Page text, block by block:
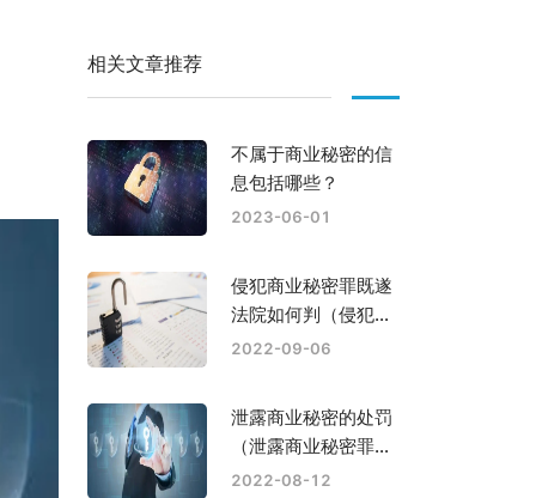
相关文章推荐
不属于商业秘密的信
息包括哪些？
2023-06-01
侵犯商业秘密罪既遂
法院如何判（侵犯商
业秘密罪是否属于自
2022-09-06
泄露商业秘密的处罚
（泄露商业秘密罪立
案标准是怎样）
2022-08-12